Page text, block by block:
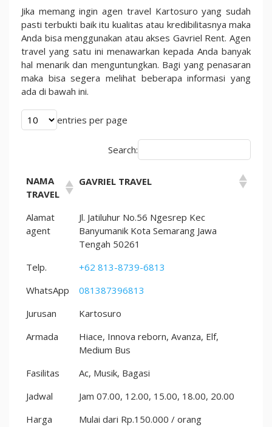
Kredibel
Di
2023
Jika memang ingin agen travel Kartosuro yang sudah
pasti terbukti baik itu kualitas atau kredibilitasnya maka
Anda bisa menggunakan atau akses Gavriel Rent. Agen
travel yang satu ini menawarkan kepada Anda banyak
hal menarik dan menguntungkan. Bagi yang penasaran
maka bisa segera melihat beberapa informasi yang
ada di bawah ini.
entries per page
Search:
NAMA
TRAVEL
GAVRIEL TRAVEL
Alamat
agent
Jl. Jatiluhur No.56 Ngesrep Kec
Banyumanik Kota Semarang Jawa
Tengah 50261
Telp.
+62 813-8739-6813
WhatsApp
081387396813
Jurusan
Kartosuro
Armada
Hiace, Innova reborn, Avanza, Elf,
Medium Bus
Fasilitas
Ac, Musik, Bagasi
Jadwal
Jam 07.00, 12.00, 15.00, 18.00, 20.00
Harga
Mulai dari Rp.150.000 / orang